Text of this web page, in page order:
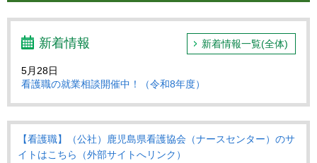
新着情報 新着情報一覧(全体)
5月28日
看護職の就業相談開催中！（令和8年度）
【看護職】（公社）鹿児島県看護協会（ナースセンター）のサ
イトはこちら（外部サイトへリンク）